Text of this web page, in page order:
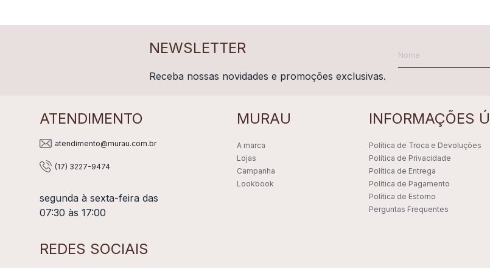
NEWSLETTER
Receba nossas novidades e promoções exclusivas.
ATENDIMENTO
atendimento@murau.com.br
(17) 3227-9474
segunda à sexta-feira das
07:30 às 17:00
REDES SOCIAIS
MURAU
A marca
Lojas
Campanha
Lookbook
INFORMAÇÕES
Política de Troca e Devoluções
Política de Privacidade
Política de Entrega
Política de Pagamento
Política de Estorno
Perguntas Frequentes